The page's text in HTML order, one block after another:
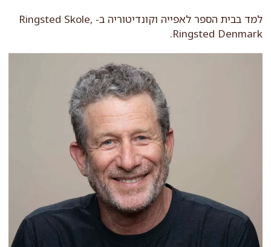
למד בבית הספר לאפייה וקונדיטוריה ב- Ringsted Skole,
Ringsted Denmark.